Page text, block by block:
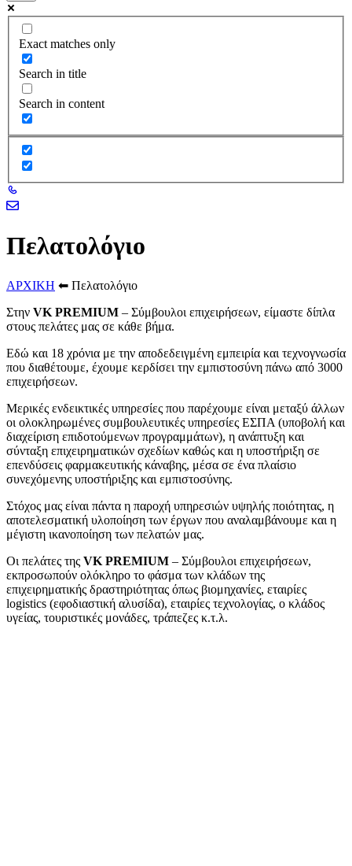
Exact matches only
Search in title
Search in content
Πελατολόγιο
ΑΡΧΙΚΗ ⬅ Πελατολόγιο
Στην VK PREMIUM – Σύμβουλοι επιχειρήσεων, είμαστε δίπλα
στους πελάτες μας σε κάθε βήμα.
Εδώ και 18 χρόνια με την αποδεδειγμένη εμπειρία και τεχνογνωσία
που διαθέτουμε, έχουμε κερδίσει την εμπιστοσύνη πάνω από 3000
επιχειρήσεων.
Μερικές ενδεικτικές υπηρεσίες που παρέχουμε είναι μεταξύ άλλων
οι ολοκληρωμένες συμβουλευτικές υπηρεσίες ΕΣΠΑ (υποβολή και
διαχείριση επιδοτούμενων προγραμμάτων), η ανάπτυξη και
σύνταξη επιχειρηματικών σχεδίων καθώς και η υποστήριξη σε
επενδύσεις φαρμακευτικής κάναβης, μέσα σε ένα πλαίσιο
συνεχόμενης υποστήριξης και εμπιστοσύνης.
Στόχος μας είναι πάντα η παροχή υπηρεσιών υψηλής ποιότητας, η
αποτελεσματική υλοποίηση των έργων που αναλαμβάνουμε και η
μέγιστη ικανοποίηση των πελατών μας.
Οι πελάτες της VK PREMIUM – Σύμβουλοι επιχειρήσεων,
εκπροσωπούν ολόκληρο το φάσμα των κλάδων της
επιχειρηματικής δραστηριότητας όπως βιομηχανίες, εταιρίες
logistics (εφοδιαστική αλυσίδα), εταιρίες τεχνολογίας, ο κλάδος
υγείας, τουριστικές μονάδες, τράπεζες κ.τ.λ.